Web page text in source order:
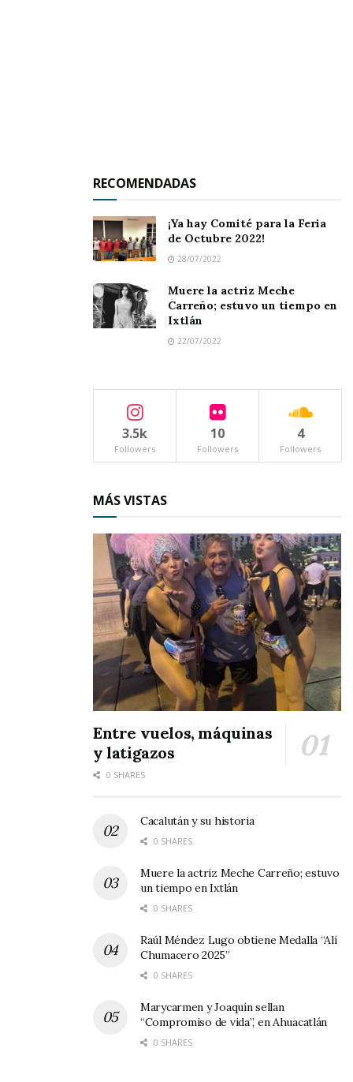
Chuyín Bernal
RECOMENDADAS
¡Ya hay Comité para la Feria
de Octubre 2022!
28/07/2022
Muere la actriz Meche
Carreño; estuvo un tiempo en
Ixtlán
22/07/2022
3.5k
Followers
10
Followers
4
Followers
MÁS VISTAS
Entre vuelos, máquinas
y latigazos
0 SHARES
Cacalután y su historia
0 SHARES
Muere la actriz Meche Carreño; estuvo
un tiempo en Ixtlán
0 SHARES
Raúl Méndez Lugo obtiene Medalla “Alí
Chumacero 2025”
0 SHARES
Marycarmen y Joaquín sellan
“Compromiso de vida”, en Ahuacatlán
0 SHARES